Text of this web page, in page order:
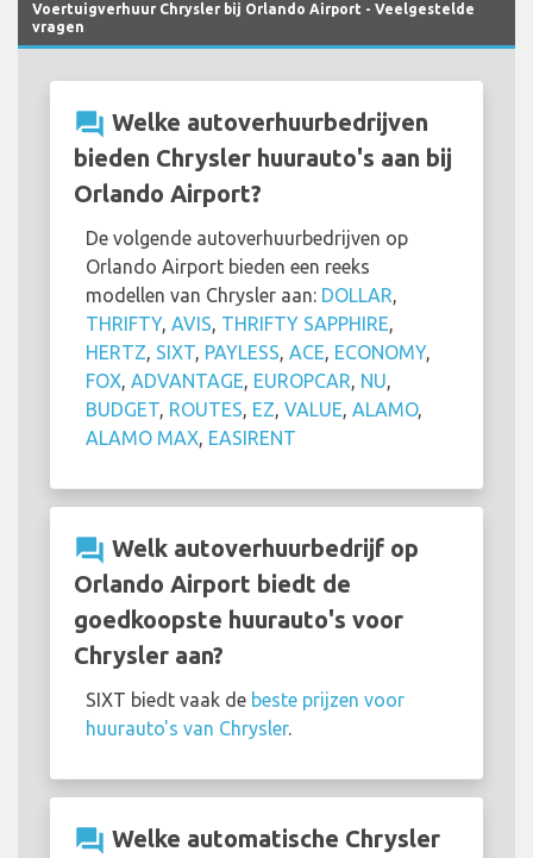
Voertuigverhuur Chrysler bij Orlando Airport - Veelgestelde
vragen
question_answer Welke autoverhuurbedrijven
bieden Chrysler huurauto's aan bij
Orlando Airport?
De volgende autoverhuurbedrijven op
Orlando Airport bieden een reeks
modellen van Chrysler aan: DOLLAR,
THRIFTY, AVIS, THRIFTY SAPPHIRE,
HERTZ, SIXT, PAYLESS, ACE, ECONOMY,
FOX, ADVANTAGE, EUROPCAR, NU,
BUDGET, ROUTES, EZ, VALUE, ALAMO,
ALAMO MAX, EASIRENT
question_answer Welk autoverhuurbedrijf op
Orlando Airport biedt de
goedkoopste huurauto's voor
Chrysler aan?
SIXT biedt vaak de beste prijzen voor
huurauto's van Chrysler.
question_answer Welke automatische Chrysler